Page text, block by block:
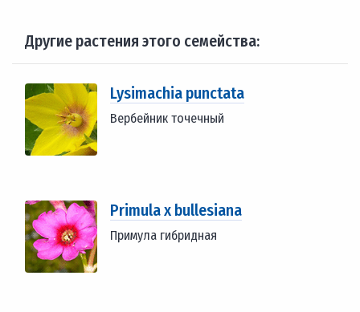
Другие растения этого семейства:
Lysimachia punctata
Вербейник точечный
Primula x bullesiana
Примула гибридная